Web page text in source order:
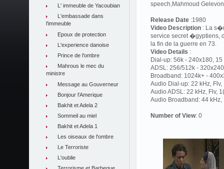
L' immeuble de Yacoubian
L'embassade dans
l'immeuble
Epoux de protection
L'experience danoise
Prince de l'ombre
Mahrous le mec du
ministre
Message au Gouverneur
Bonjour l'Amerique
Bakhit et Adela 2
Sommeil au miel
Bakhit et Adela 1
Les oiseaux de l'ombre
Le Terroriste
L'oublie
speech,Mahmoud
Release Date :1980
Video Description : La
service secret �gyptiens,
la fin de la guerre en 73.
Video Details :
Dial-up: 56k - 240x180,
ADSL: 256/512k -
Broadband: 1024k+ -
Audio Dial-up: 22 kHz,
Audio ADSL: 22 kHz, Flv,
Audio Broadband: 44 kHz,
Number of View: 0